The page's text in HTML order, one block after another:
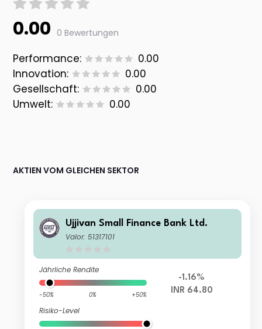
0.00 0 Bewertungen
Performance:
0.00
Innovation:
0.00
Gesellschaft:
0.00
Umwelt:
0.00
AKTIEN VOM GLEICHEN SEKTOR
Ujjivan Small Finance Bank Ltd.
Valor: 51317101
Jährliche Rendite
-50% 0% +50%
Risiko-Level
-1.16%
INR 64.80